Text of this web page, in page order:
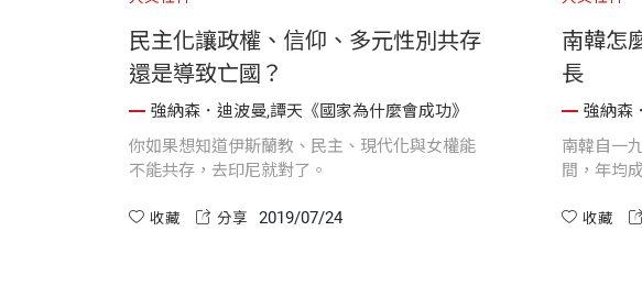
民主化讓政權、信仰、多元性別共存
還是導致亡國？
強納森．迪波曼,譚天《國家為什麼會成功》
你如果想知道伊斯蘭教、民主、現代化與女權能
不能共存，去印尼就對了。
收藏 分享 2019/07/24
南韓怎
長
強納森
南韓自一
間，年均
危機過後
收藏